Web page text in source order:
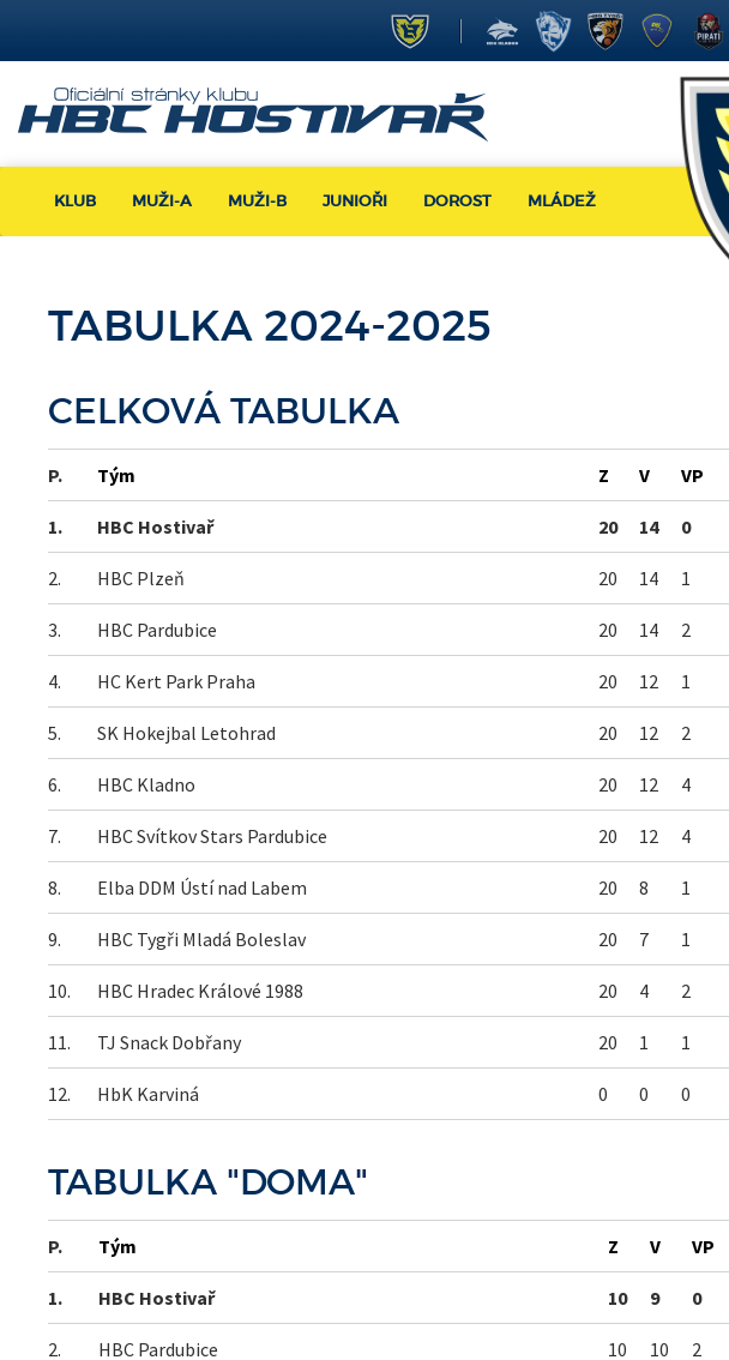
KLUB MUŽI-A MUŽI-B JUNIOŘI DOROST MLÁDEŽ
TABULKA 2024-2025
CELKOVÁ TABULKA
P. Tým Z V VP
1. HBC Hostivař 20 14 0
2. HBC Plzeň 20 14 1
3. HBC Pardubice 20 14 2
4. HC Kert Park Praha 20 12 1
5. SK Hokejbal Letohrad 20 12 2
6. HBC Kladno 20 12 4
7. HBC Svítkov Stars Pardubice 20 12 4
8. Elba DDM Ústí nad Labem 20 8 1
9. HBC Tygři Mladá Boleslav 20 7 1
10. HBC Hradec Králové 1988 20 4 2
11. TJ Snack Dobřany 20 1 1
12. HbK Karviná 0 0 0
TABULKA "DOMA"
P. Tým Z V VP
1. HBC Hostivař 10 9 0
2. HBC Pardubice 10 10 2